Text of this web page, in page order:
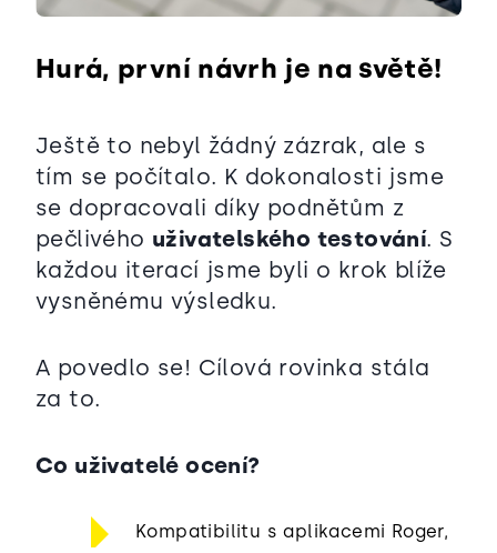
Hurá, první návrh je na světě!
Ještě to nebyl žádný zázrak, ale s
tím se počítalo. K dokonalosti jsme
se dopracovali díky podnětům z
pečlivého uživatelského testování. S
každou iterací jsme byli o krok blíže
vysněnému výsledku.
A povedlo se! Cílová rovinka stála
za to.
Co uživatelé ocení?
Kompatibilitu s aplikacemi Roger,